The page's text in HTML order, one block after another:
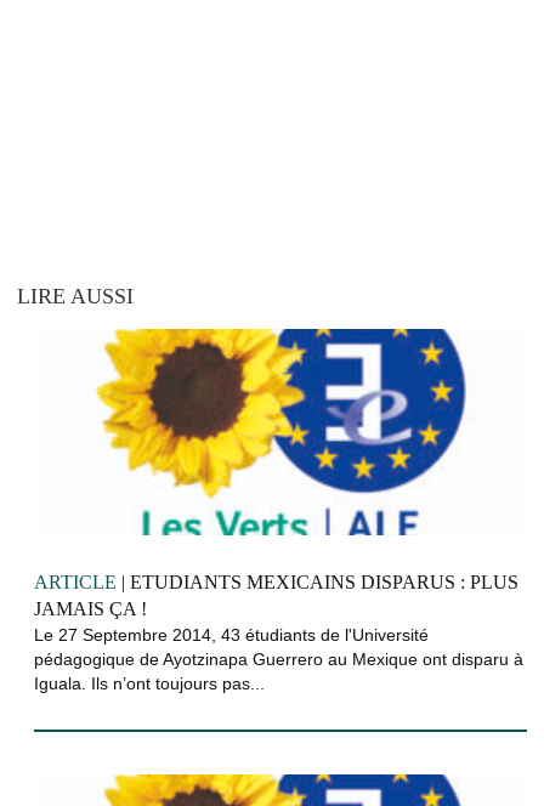
LIRE AUSSI
ARTICLE | ETUDIANTS MEXICAINS DISPARUS : PLUS
JAMAIS ÇA !
Le 27 Septembre 2014, 43 étudiants de l'Université
pédagogique de Ayotzinapa Guerrero au Mexique ont disparu à
Iguala. Ils n’ont toujours pas...